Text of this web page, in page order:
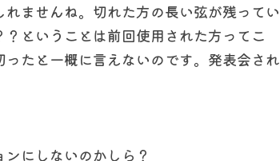
ませんね。切れた方の長い弦が残ってい
ということは前回使用された方ってこ
たと一概に言えないのです。発表会され
にしないのかしら？